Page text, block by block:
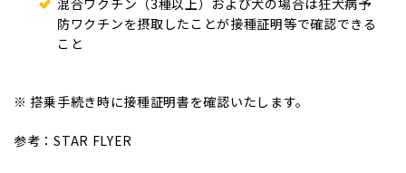
混合ワクチン（3種以上）および犬の場合は狂犬病予
防ワクチンを摂取したことが接種証明等で確認できる
こと
※ 搭乗手続き時に接種証明書を確認いたします。
参考：STAR FLYER